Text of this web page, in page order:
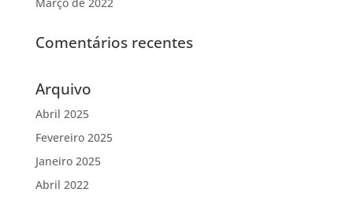
Comentários recentes
Arquivo
Abril 2025
Fevereiro 2025
Janeiro 2025
Abril 2022